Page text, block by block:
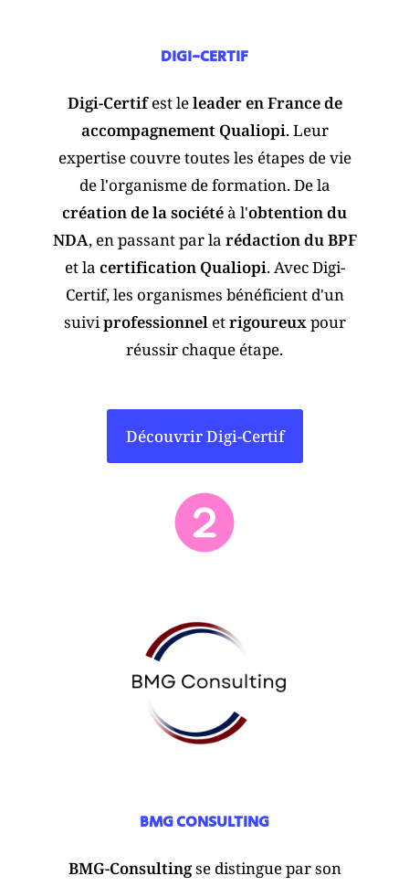
DIGI-CERTIF
Digi-Certifest leleader en France de
accompagnement Qualiopi. Leur
expertise couvre toutes les étapes de vie
de l'organisme de formation. De la
création de la sociétéà l'obtention du
NDA, en passant par la rédaction du BPF
et la certification Qualiopi. Avec Digi-
Certif, les organismes bénéficient d'un
suiviprofessionneletrigoureuxpour
réussir chaque étape.
Découvrir Digi-Certif
BMG CONSULTING
BMG-Consultingse distingue par son